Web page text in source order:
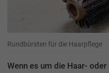
Rundbürsten für die Haarpflege
Wenn es um die Haar-